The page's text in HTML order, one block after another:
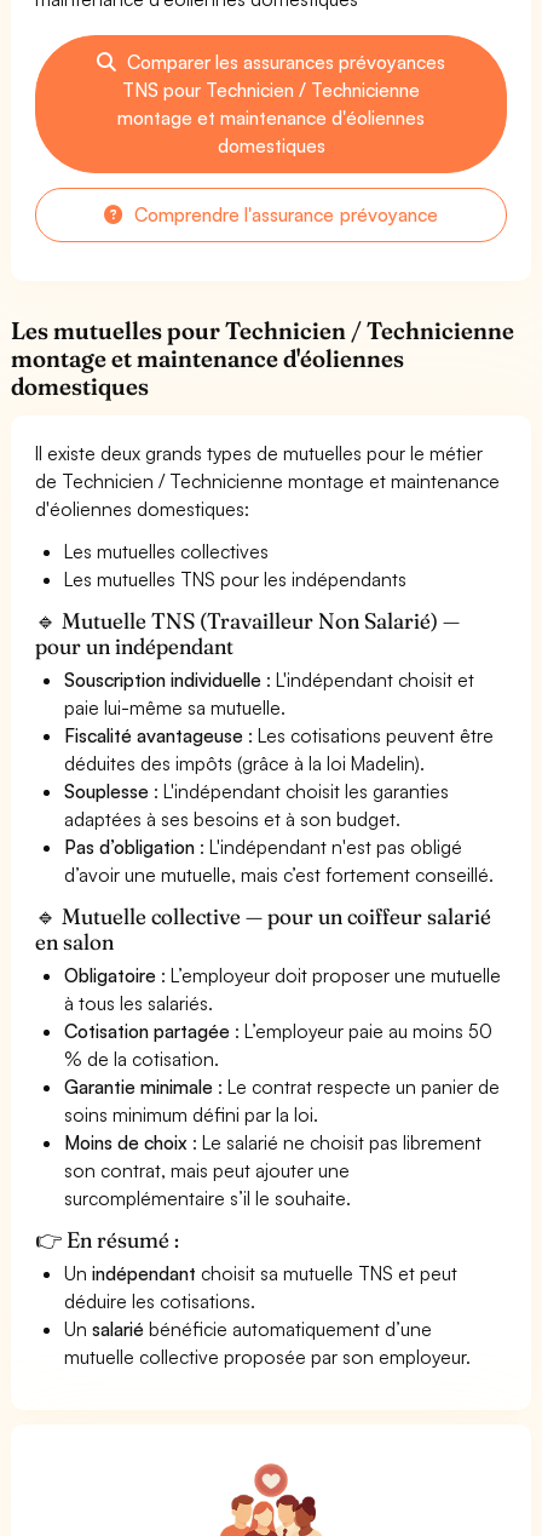
Comparer les assurances prévoyances
TNS pour Technicien / Technicienne
montage et maintenance d'éoliennes
domestiques
Comprendre l'assurance prévoyance
Les mutuelles pour Technicien / Technicienne
montage et maintenance d'éoliennes
domestiques
Il existe deux grands types de mutuelles pour le métier
de Technicien / Technicienne montage et maintenance
d'éoliennes domestiques:
Les mutuelles collectives
Les mutuelles TNS pour les indépendants
🔹 Mutuelle TNS (Travailleur Non Salarié) —
pour un indépendant
Souscription individuelle : L'indépendant choisit et
paie lui-même sa mutuelle.
Fiscalité avantageuse : Les cotisations peuvent être
déduites des impôts (grâce à la loi Madelin).
Souplesse : L'indépendant choisit les garanties
adaptées à ses besoins et à son budget.
Pas d’obligation : L'indépendant n'est pas obligé
d’avoir une mutuelle, mais c’est fortement conseillé.
🔹 Mutuelle collective — pour un coiffeur salarié
en salon
Obligatoire : L’employeur doit proposer une mutuelle
à tous les salariés.
Cotisation partagée : L’employeur paie au moins 50
% de la cotisation.
Garantie minimale : Le contrat respecte un panier de
soins minimum défini par la loi.
Moins de choix : Le salarié ne choisit pas librement
son contrat, mais peut ajouter une
surcomplémentaire s’il le souhaite.
👉 En résumé :
Unindépendant choisit sa mutuelle TNS et peut
déduire les cotisations.
Unsalarié bénéficie automatiquement d’une
mutuelle collective proposée par son employeur.